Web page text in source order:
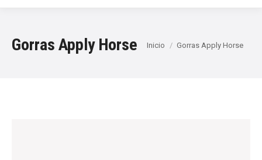
Gorras Apply Horse Estás aquí:
Inicio Gorras Apply Horse